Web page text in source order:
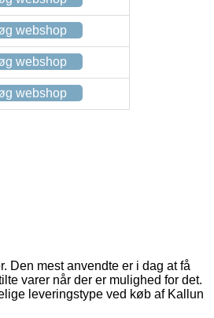
webshop
webshop
webshop
Den mest anvendte er i dag at få
varer når der er mulighed for det.
leveringstype ved køb af Kallun